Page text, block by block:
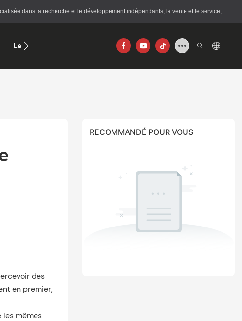
dans la recherche et le développement indépendants, la vente et le service,
Le journal 640×512
des
en premier,
les mêmes
RECOMMANDÉ POUR VOUS